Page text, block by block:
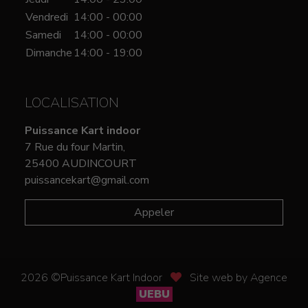
Vendredi 14:00 - 00:00
Samedi
14:00 - 00:00
Dimanche 14:00 - 19:00
LOCALISATION
Puissance Kart indoor
7 Rue du four Martin,
25400 AUDINCOURT
puissancekart@gmail.com
Appeler
2026 ©Puissance Kart Indoor
Site web by Agence
UEBU